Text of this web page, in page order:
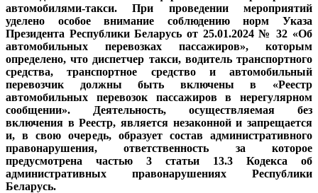
автомобилями-такси. При проведении мероприятий
уделено особое внимание соблюдению норм Указа
Президента Республики Беларусь от 25.01.2024 № 32 «Об
автомобильных перевозках пассажиров», которым
определено, что диспетчер такси, водитель транспортного
средства, транспортное средство и автомобильный
перевозчик должны быть включены в «Реестр
автомобильных перевозок пассажиров в нерегулярном
сообщении». Деятельность, осуществляемая без
включения в Реестр, является незаконной и запрещается
и, в свою очередь, образует состав административного
правонарушения, ответственность за которое
предусмотрена частью 3 статьи 13.3 Кодекса об
административных правонарушениях Республики
Беларусь.